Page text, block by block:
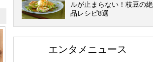
ルが止まらない！枝豆の絶
品レシピ8選
エンタメニュース